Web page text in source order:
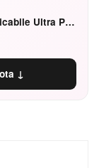
Hourglass Confession Ricaricabile Ultra Preciso Ad Alta Intensità Secretly Classic Red
↓